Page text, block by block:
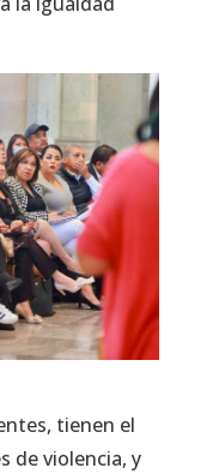
tienen el
de violencia, y